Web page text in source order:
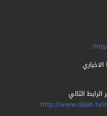
التالي
http://www.dijlah.tv/